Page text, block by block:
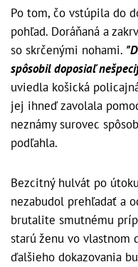
Po tom, čo vstúpila do
pohľad. Doráňaná a
so skrčenými nohami.
spôsobil doposiaľ
uviedla košická
jej ihneď zavolala
neznámy surovec
podľahla.
Bezcitný hulvát po
nezabudol prehľadať a
brutalite smutnému
starú ženu vo vlastnom
ďalšieho dokazovania